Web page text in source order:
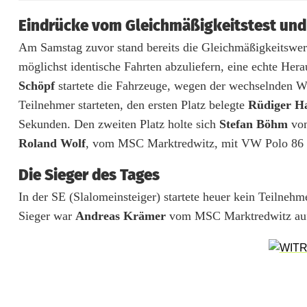
Eindrücke vom Gleichmäßigkeitstest
Am Samstag zuvor stand bereits die
möglichst identische Fahrten abzuliefern, eine echte
Schöpfstartete die Fahrzeuge, wegen der wechselnden
Teilnehmer starteten, den ersten Platz belegte Rüdiger
Sekunden. Den zweiten Platz holte sich Stefan Böhm
Roland Wolf, vom MSC Marktredwitz, mit VW Polo 86
Die Sieger des Tages
In der SE (Slalomeinsteiger) startete heuer kein
Sieger war Andreas Krämer vom MSC Marktredwitz